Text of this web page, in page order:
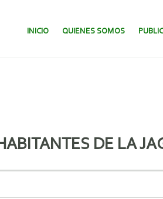
SALTAR AL CONTENIDO.
INICIO QUIENES SOMOS
DE LA